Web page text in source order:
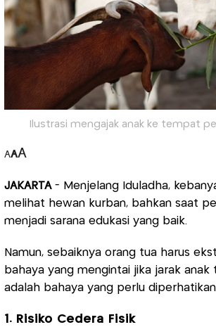
Ilustrasi mengajak anak ke tempat
AAA
JAKARTA- Menjelang Iduladha,
melihat hewan kurban, bahkan saat
menjadi sarana edukasi yang baik.
Namun, sebaiknya orang tua harus
bahaya yang mengintai jika jarak
adalah bahaya yang perlu
1. Risiko Cedera Fisik